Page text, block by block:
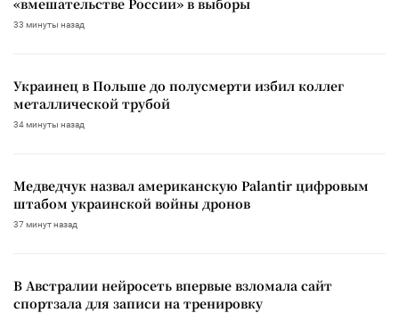
33 минуты назад
Украинец в Польше до полусмерти избил коллег
металлической трубой
34 минуты назад
Медведчук назвал американскую Palantir цифровым
штабом украинской войны дронов
37 минут назад
В Австралии нейросеть впервые взломала сайт
спортзала для записи на тренировку